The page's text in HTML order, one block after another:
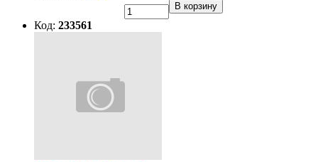
В корзину
Код: 233561